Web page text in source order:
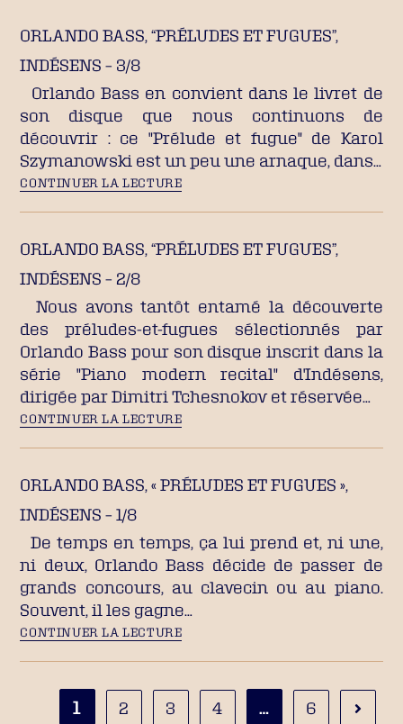
ORLANDO BASS, “PRÉLUDES ET FUGUES”,
INDÉSENS – 3/8
Orlando Bass en convient dans le livret de
son disque que nous continuons de
découvrir : ce "Prélude et fugue" de Karol
Szymanowski est un peu une arnaque, dans…
CONTINUER LA LECTURE
ORLANDO BASS, “PRÉLUDES ET FUGUES”,
INDÉSENS – 2/8
Nous avons tantôt entamé la découverte
des préludes-et-fugues sélectionnés par
Orlando Bass pour son disque inscrit dans la
série "Piano modern recital" d'Indésens,
dirigée par Dimitri Tchesnokov et réservée…
CONTINUER LA LECTURE
ORLANDO BASS, « PRÉLUDES ET FUGUES »,
INDÉSENS – 1/8
De temps en temps, ça lui prend et, ni une,
ni deux, Orlando Bass décide de passer de
grands concours, au clavecin ou au piano.
Souvent, il les gagne…
CONTINUER LA LECTURE
1 2 3 4 … 6